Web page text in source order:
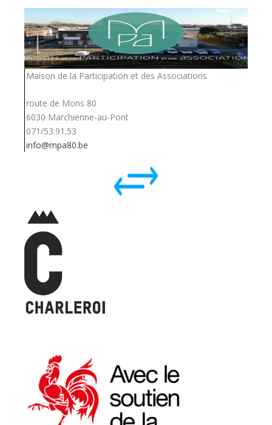
Maison de la Participation et des Associations
route de Mons 80
6030 Marchienne-au-Pont
071/53.91.53
info@mpa80.be
+